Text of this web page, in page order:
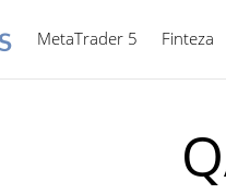
MetaTrader 5 Finteza